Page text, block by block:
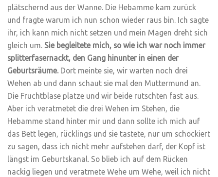
plätschernd aus der Wanne. Die Hebamme kam zurück
und fragte warum ich nun schon wieder raus bin. Ich sagte
ihr, ich kann mich nicht setzen und mein Magen dreht sich
gleich um. Sie begleitete mich, so wie ich war noch immer
splitterfasernackt, den Gang hinunter in einen der
Geburtsräume. Dort meinte sie, wir warten noch drei
Wehen ab und dann schaut sie mal den Muttermund an.
Die Fruchtblase platze und wir beide rutschten fast aus.
Aber ich veratmetet die drei Wehen im Stehen, die
Hebamme stand hinter mir und dann sollte ich mich auf
das Bett legen, rücklings und sie tastete, nur um schockiert
zu sagen, dass ich nicht mehr aufstehen darf, der Kopf ist
längst im Geburtskanal. So blieb ich auf dem Rücken
nackig liegen und veratmete Wehe um Wehe, weil ich nicht